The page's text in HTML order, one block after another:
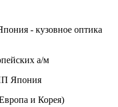
- кузовное оптика
а/м
Япония
и Корея)